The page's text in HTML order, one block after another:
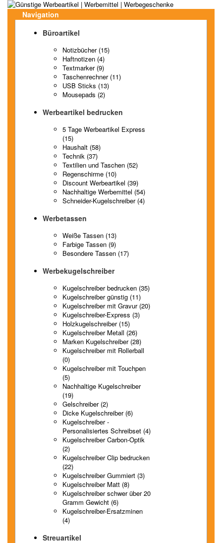
Navigation
Büroartikel
Notizbücher (15)
Haftnotizen (4)
Textmarker (9)
Taschenrechner (11)
USB Sticks (13)
Mousepads (2)
Werbeartikel bedrucken
5 Tage Werbeartikel Express
(15)
Haushalt (58)
Technik (37)
Textilien und Taschen (52)
Regenschirme (10)
Discount Werbeartikel (39)
Nachhaltige Werbemittel (54)
Schneider-Kugelschreiber (4)
Werbetassen
Weiße Tassen (13)
Farbige Tassen (9)
Besondere Tassen (17)
Werbekugelschreiber
Kugelschreiber bedrucken (35)
Kugelschreiber günstig (11)
Kugelschreiber mit Gravur (20)
Kugelschreiber-Express (3)
Holzkugelschreiber (15)
Kugelschreiber Metall (26)
Marken Kugelschreiber (28)
Kugelschreiber mit Rollerball
(0)
Kugelschreiber mit Touchpen
(5)
Nachhaltige Kugelschreiber
(19)
Gelschreiber (2)
Dicke Kugelschreiber (6)
Kugelschreiber -
Personalisiertes Schreibset (4)
Kugelschreiber Carbon-Optik
(2)
Kugelschreiber Clip bedrucken
(22)
Kugelschreiber Gummiert (3)
Kugelschreiber Matt (8)
Kugelschreiber schwer über 20
Gramm Gewicht (6)
Kugelschreiber-Ersatzminen
(4)
Streuartikel